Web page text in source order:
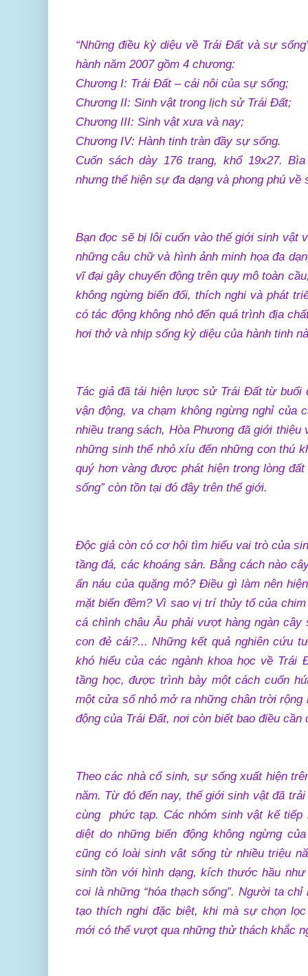
“Những điều kỳ diệu về Trái Đất và sự
hành năm 2007 gồm 4 chương:
Chương I: Trái Đất – cái nôi của sự sống;
Chương II: Sinh vật trong lịch sử Trái Đất;
Chương III: Sinh vật xưa và nay;
Chương IV: Hành tinh tràn đầy sự sống.
Cuốn sách dày 176 trang, khổ 19x27.
nhưng thể hiện sự đa dạng và phong phú
Bạn đọc sẽ bị lôi cuốn vào thế giới sinh vật
những câu chữ và hình ảnh minh họa đa
vĩ đại gây chuyển động trên quy mô toàn
không ngừng biến đổi, thích nghi và phát
có tác động không nhỏ đến quá trình địa
hơi thở và nhịp sống kỳ diệu của hành tinh
Tác giả đã tái hiện lược sử Trái Đất từ buổi
vận động, va chạm không ngừng nghỉ của
nhiều trang sách, Hòa Phương đã giới
những sinh thể nhỏ xíu đến những con thú
quý hơn vàng được phát hiện trong lòng
sống” còn tồn tại đó đây trên thế giới.
Độc giả còn có cơ hội tìm hiểu vai trò của
tầng đá, các khoáng sản. Bằng cách nào
ẩn náu của quặng mỏ? Điều gì làm nên
mặt biển đêm? Vì sao vị trí thủy tổ của
cá chình châu Âu phải vượt hàng ngàn
con đẻ cái?... Những kết quả nghiên cứu
khó hiểu của các ngành khoa học về Trái
tầng học, được trình bày một cách cuốn
một cửa sổ nhỏ mở ra những chân trời
động của Trái Đất, nơi còn biết bao điều cần
Theo các nhà cổ sinh, sự sống xuất hiện
năm. Từ đó đến nay, thế giới sinh vật đã
cùng phức tạp. Các nhóm sinh vật kế tiếp
diệt do những biến động không ngừng
cũng có loài sinh vật sống từ nhiều triệu
sinh tồn với hình dạng, kích thước hầu
coi là những “hóa thạch sống”. Người ta
tạo thích nghi đặc biệt, khi mà sự chọn
mới có thể vượt qua những thử thách khắc